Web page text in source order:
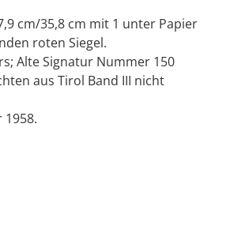
cm/35,8 cm mit 1 unter Papier
roten Siegel.
Alte Signatur Nummer 150
aus Tirol Band III nicht
1958.